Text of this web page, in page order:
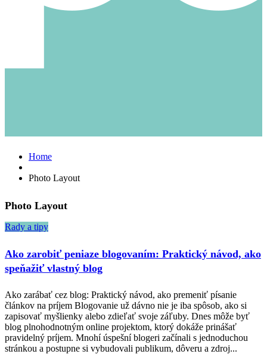
Home
Photo Layout
Photo Layout
Rady a tipy
Ako zarobiť peniaze blogovaním: Praktický návod, ako
speňažiť vlastný blog
Ako zarábať cez blog: Praktický návod, ako premeniť písanie
článkov na príjem Blogovanie už dávno nie je iba spôsob, ako si
zapisovať myšlienky alebo zdieľať svoje záľuby. Dnes môže byť
blog plnohodnotným online projektom, ktorý dokáže prinášať
pravidelný príjem. Mnohí úspešní blogeri začínali s jednoduchou
stránkou a postupne si vybudovali publikum, dôveru a zdroj...